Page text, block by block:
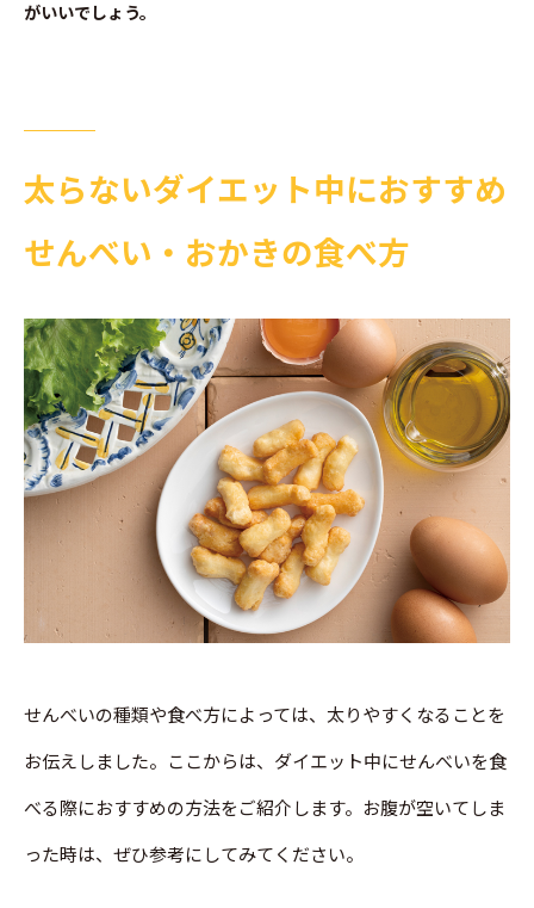
がいいでしょう。
太らないダイエット中におすすめ
せんべい・おかきの食べ方
せんべいの種類や食べ方によっては、太りやすくなることを
お伝えしました。ここからは、ダイエット中にせんべいを食
べる際におすすめの方法をご紹介します。お腹が空いてしま
った時は、ぜひ参考にしてみてください。